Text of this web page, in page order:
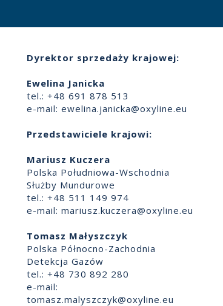
Dyrektor sprzedaży krajowej:
Ewelina Janicka
tel.: +48 691 878 513
e-mail: ewelina.janicka@oxyline.eu
Przedstawiciele krajowi:
Mariusz Kuczera
Polska Południowa-Wschodnia
Służby Mundurowe
tel.: +48 511 149 974
e-mail: mariusz.kuczera@oxyline.eu
Tomasz Małyszczyk
Polska Północno-Zachodnia
Detekcja Gazów
tel.: +48 730 892 280
e-mail:
tomasz.malyszczyk@oxyline.eu